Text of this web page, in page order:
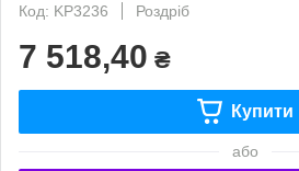
Код: KP3236
Роздріб
7 518,40 ₴
Купити
або